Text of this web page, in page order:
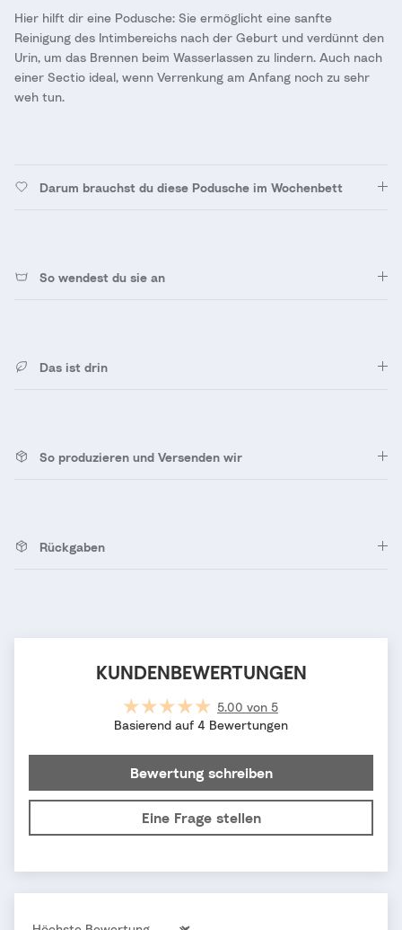
Hier hilft dir eine Podusche: Sie ermöglicht eine sanfte
Reinigung des Intimbereichs nach der Geburt und verdünnt den
Urin, um das Brennen beim Wasserlassen zu lindern. Auch nach
einer Sectio ideal, wenn Verrenkung am Anfang noch zu sehr
weh tun.
Darum brauchst du diese Podusche im Wochenbett
So wendest du sie an
Das ist drin
So produzieren und Versenden wir
Rückgaben
KUNDENBEWERTUNGEN
5.00 von 5
Basierend auf 4 Bewertungen
Bewertung schreiben
Eine Frage stellen